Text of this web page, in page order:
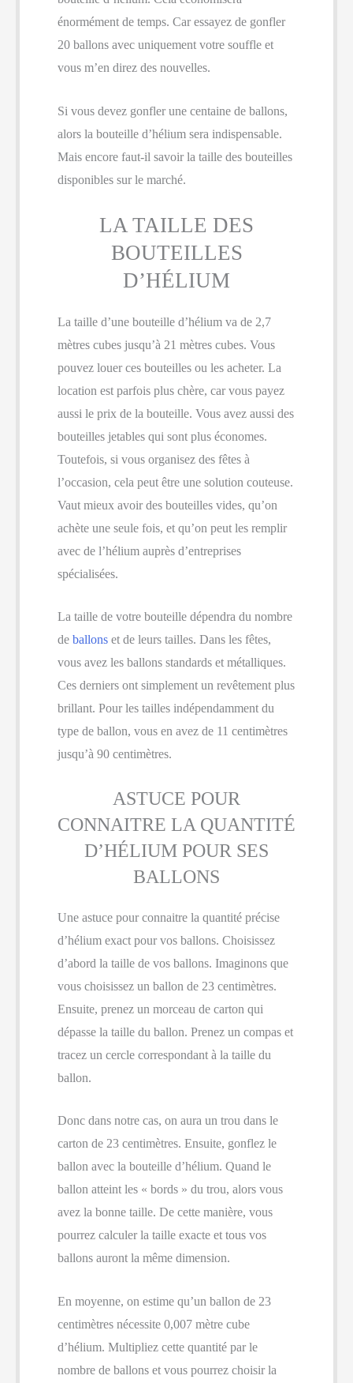
énormément de temps. Car essayez de gonfler
20 ballons avec uniquement votre souffle et
vous m’en direz des nouvelles.
Si vous devez gonfler une centaine de ballons,
alors la bouteille d’hélium sera indispensable.
Mais encore faut-il savoir la taille des bouteilles
disponibles sur le marché.
LA TAILLE DES
BOUTEILLES
D’HÉLIUM
La taille d’une bouteille d’hélium va de 2,7
mètres cubes jusqu’à 21 mètres cubes. Vous
pouvez louer ces bouteilles ou les acheter. La
location est parfois plus chère, car vous payez
aussi le prix de la bouteille. Vous avez aussi des
bouteilles jetables qui sont plus économes.
Toutefois, si vous organisez des fêtes à
l’occasion, cela peut être une solution couteuse.
Vaut mieux avoir des bouteilles vides, qu’on
achète une seule fois, et qu’on peut les remplir
avec de l’hélium auprès d’entreprises
spécialisées.
La taille de votre bouteille dépendra du nombre
de ballons et de leurs tailles. Dans les fêtes,
vous avez les ballons standards et métalliques.
Ces derniers ont simplement un revêtement plus
brillant. Pour les tailles indépendamment du
type de ballon, vous en avez de 11 centimètres
jusqu’à 90 centimètres.
ASTUCE POUR
CONNAITRE LA QUANTITÉ
D’HÉLIUM POUR SES
BALLONS
Une astuce pour connaitre la quantité précise
d’hélium exact pour vos ballons. Choisissez
d’abord la taille de vos ballons. Imaginons que
vous choisissez un ballon de 23 centimètres.
Ensuite, prenez un morceau de carton qui
dépasse la taille du ballon. Prenez un compas et
tracez un cercle correspondant à la taille du
ballon.
Donc dans notre cas, on aura un trou dans le
carton de 23 centimètres. Ensuite, gonflez le
ballon avec la bouteille d’hélium. Quand le
ballon atteint les « bords » du trou, alors vous
avez la bonne taille. De cette manière, vous
pourrez calculer la taille exacte et tous vos
ballons auront la même dimension.
En moyenne, on estime qu’un ballon de 23
centimètres nécessite 0,007 mètre cube
d’hélium. Multipliez cette quantité par le
nombre de ballons et vous pourrez choisir la